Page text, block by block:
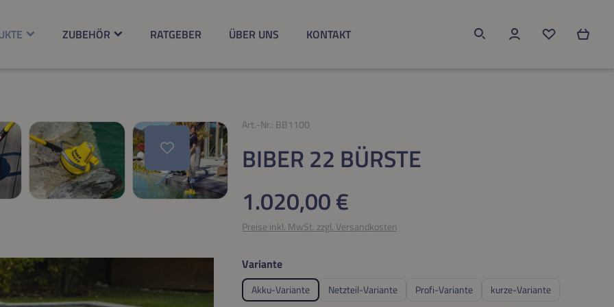
ZUBEHÖR RATGEBER ÜBER UNS KONTAKT
Du hast 0
Art.-Nr.: BB1100
BIBER 22 BÜRSTE
Regulärer Preis:
1.020,00 €
Preise inkl. MwSt. zzgl. Versandkosten
Varianteauswählen
Akku-Variante Netzteil-Variante Profi-Variante kurze-Variante